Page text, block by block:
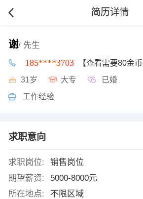
简历详情
谢/ 先生
185****3703 【查看需要80金币
31岁 大专 已婚
工作经验
求职意向
求职岗位:
销售岗位
期望薪资:
5000-8000元
所在地点:
不限区域